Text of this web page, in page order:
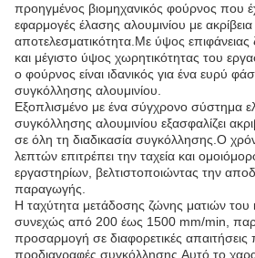
προηγμένος βιομηχανικός φούρνος που
εφαρμογές έλασης αλουμινίου με ακρίβεια
αποτελεσματικότητα.Με ύψος
και μέγιστο ύψος χωρητικότητας του
ο φούρνος είναι ιδανικός για ένα ευρύ
συγκόλλησης αλουμινίου.
Εξοπλισμένο με ένα σύγχρονο σύστημα
συγκόλλησης αλουμινίου εξασφαλίζει
σε όλη τη διαδικασία συγκόλλησης.Ο
λεπτών επιτρέπει την ταχεία και
εργαστηρίων, βελτιστοποιώντας την
παραγωγής.
Η ταχύτητα μετάδοσης ζώνης ματιών του
συνεχώς από 200 έως 1500 mm/min,
προσαρμογή σε διαφορετικές
προδιαγραφές συγκόλλησης.Αυτό το